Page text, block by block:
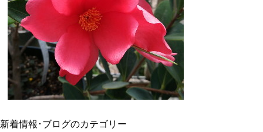
新着情報･ブログのカテゴリー